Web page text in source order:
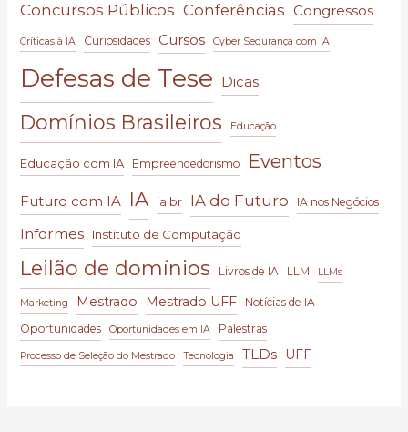
Concursos Públicos Conferências Congressos
Críticas à IA Curiosidades Cursos Cyber Segurança com IA
Defesas de Tese Dicas
Domínios Brasileiros Educação
Educação com IA Empreendedorismo Eventos
Futuro com IA IA ia.br IA do Futuro IA nos Negócios
Informes Instituto de Computação
Leilão de domínios Livros de IA LLM LLMs
Marketing Mestrado Mestrado UFF
Notícias de IA
Oportunidades
Oportunidades em IA Palestras
Processo de Seleção do Mestrado Tecnologia TLDs UFF